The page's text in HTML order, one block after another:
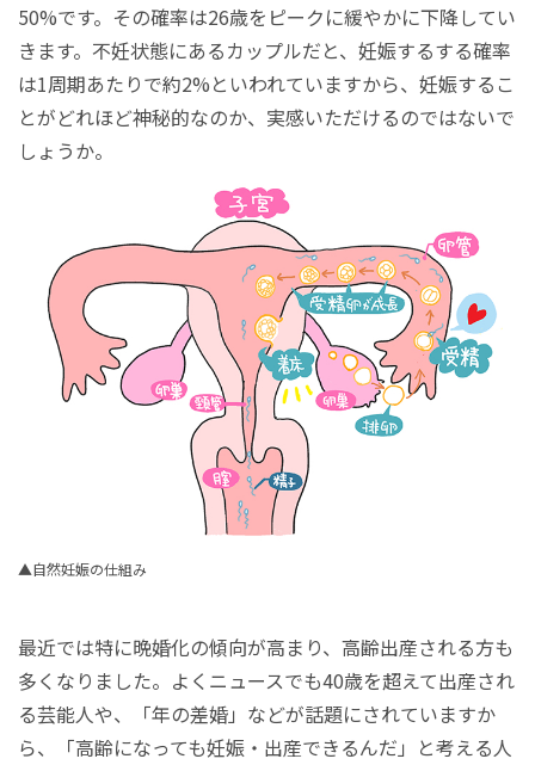
50%です。その確率は26歳をピークに緩やかに下降してい
きます。不妊状態にあるカップルだと、妊娠するする確率
は1周期あたりで約2%といわれていますから、妊娠するこ
とがどれほど神秘的なのか、実感いただけるのではないで
しょうか。
▲自然妊娠の仕組み
最近では特に晩婚化の傾向が高まり、高齢出産される方も
多くなりました。よくニュースでも40歳を超えて出産され
る芸能人や、「年の差婚」などが話題にされていますか
ら、「高齢になっても妊娠・出産できるんだ」と考える人